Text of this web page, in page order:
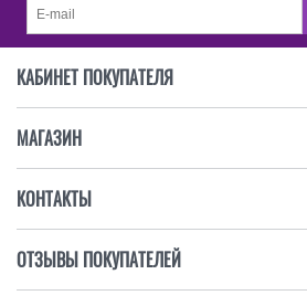
КАБИНЕТ ПОКУПАТЕЛЯ
МАГАЗИН
КОНТАКТЫ
ОТЗЫВЫ ПОКУПАТЕЛЕЙ